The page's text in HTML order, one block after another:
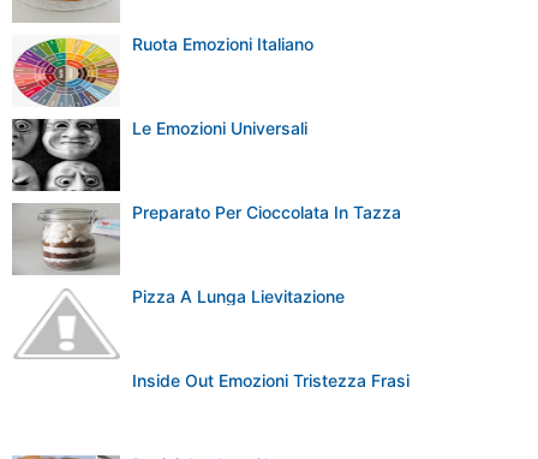
Ruota Emozioni Italiano
Le Emozioni Universali
Preparato Per Cioccolata In Tazza
Pizza A Lunga Lievitazione
Inside Out Emozioni Tristezza Frasi